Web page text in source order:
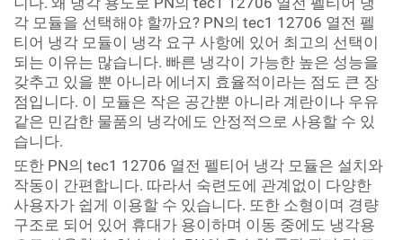
각 모듈을 선택해야 할까요? PN의 tec1 12706 열전 펠
티어 냉각 모듈이 냉각 요구 사항에 있어 최고의 선택이
되는 이유는 많습니다. 빠른 냉각이 가능한 높은 성능을
갖추고 있을 뿐 아니라 에너지 효율적이라는 점도 큰 장
점입니다. 이 모듈은 작은 공간뿐 아니라 계란이나 우유
같은 민감한 물품의 냉각에도 안정적으로 사용할 수 있
습니다.
또한 PN의 tec1 12706 열전 펠티어 냉각 모듈은 설치와
작동이 간편합니다. 따라서 숙련도에 관계없이 다양한
사용자가 쉽게 이용할 수 있습니다. 또한 소형이며 경량
구조로 되어 있어 휴대가 용이하며 이동 중에도 냉각용